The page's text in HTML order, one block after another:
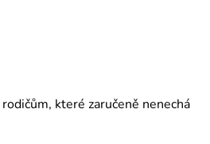
které zaručeně nenechá